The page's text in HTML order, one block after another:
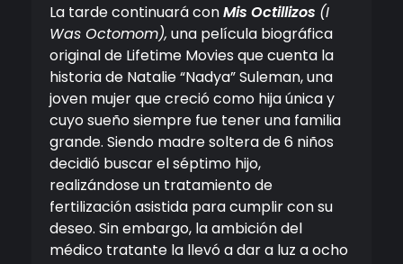
La tarde continuará conMis Octillizos (I
Was Octomom), una película biográfica
original de Lifetime Movies que cuenta la
historia de Natalie “Nadya” Suleman, una
joven mujer que creció como hija única y
cuyo sueño siempre fue tener una familia
grande. Siendo madre soltera de 6 niños
decidió buscar el séptimo hijo,
realizándose un tratamiento de
fertilización asistida para cumplir con su
deseo. Sin embargo, la ambición del
médico tratante la llevó a dar a luz a ocho